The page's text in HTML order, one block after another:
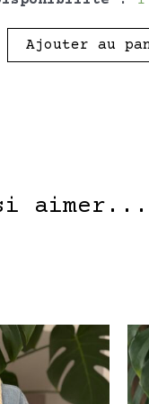
Ajouter au
aimer...
Ce
produit